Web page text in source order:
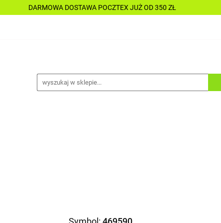
DARMOWA DOSTAWA POCZTEX JUŻ OD 350 ZŁ
PŁYNY CHEMIA KOSMETYKI DO